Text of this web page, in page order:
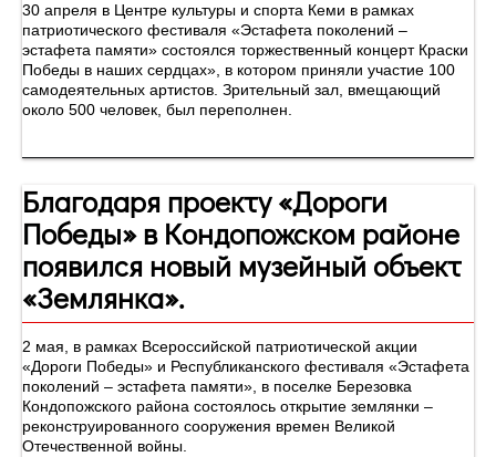
30 апреля в Центре культуры и спорта Кеми в рамках
патриотического фестиваля «Эстафета поколений –
эстафета памяти» состоялся торжественный концерт Краски
Победы в наших сердцах», в котором приняли участие 100
самодеятельных артистов. Зрительный зал, вмещающий
около 500 человек, был переполнен.
Благодаря проекту «Дороги
Победы» в Кондопожском районе
появился новый музейный объект
«Землянка».
2 мая, в рамках Всероссийской патриотической акции
«Дороги Победы» и Республиканского фестиваля «Эстафета
поколений – эстафета памяти», в поселке Березовка
Кондопожского района состоялось открытие землянки –
реконструированного сооружения времен Великой
Отечественной войны.